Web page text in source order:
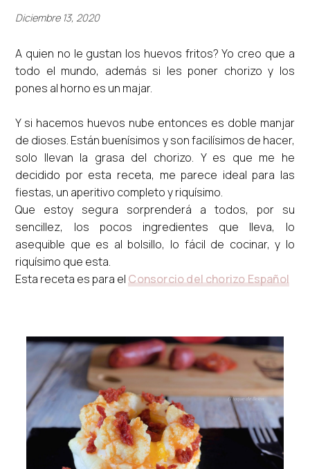
Diciembre 13, 2020
A quien no le gustan los huevos fritos? Yo creo que a
todo el mundo, además si les poner chorizo y los
pones al horno es un majar.
Y si hacemos huevos nube entonces es doble manjar
de dioses. Están buenísimos y son facilísimos de hacer,
solo llevan la grasa del chorizo. Y es que me he
decidido por esta receta, me parece ideal para las
fiestas, un aperitivo completo y riquísimo.
Que estoy segura sorprenderá a todos, por su
sencillez, los pocos ingredientes que lleva, lo
asequible que es al bolsillo, lo fácil de cocinar, y lo
riquísimo que esta.
Esta receta es para elConsorcio del chorizo Español